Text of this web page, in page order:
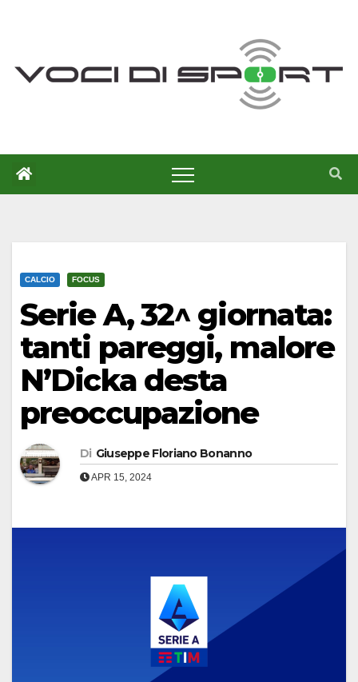
CALCIO FOCUS
Serie A, 32^ giornata:
tanti pareggi, malore
N’Dicka desta
preoccupazione
Di Giuseppe Floriano Bonanno
APR 15, 2024